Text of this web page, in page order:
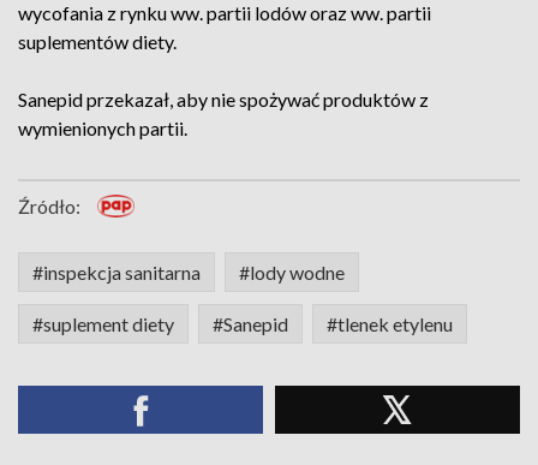
wycofania z rynku ww. partii lodów oraz ww. partii
suplementów diety.
Sanepid przekazał, aby nie spożywać produktów z
wymienionych partii.
Źródło:
#inspekcja sanitarna #lody wodne
#suplement diety #Sanepid #tlenek etylenu